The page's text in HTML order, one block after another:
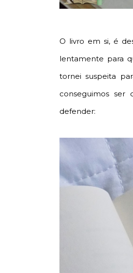
O livro em si, é
lentamente para
tornei suspeita
conseguimos ser
defender: